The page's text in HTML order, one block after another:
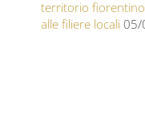
territorio
alle filiere locali 05/